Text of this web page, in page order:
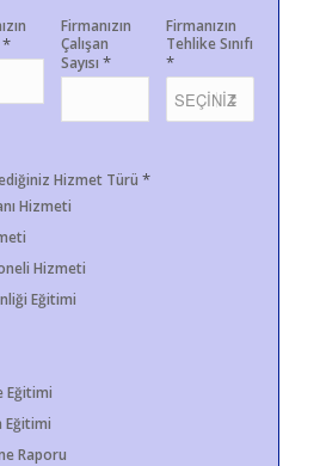
*
Firmanızın
Çalışan
Sayısı *
Firmanızın
Tehlike Sınıfı
*
Hizmet Türü *
Hizmeti
Hizmeti
Eğitimi
Eğitimi
Eğitimi
Raporu